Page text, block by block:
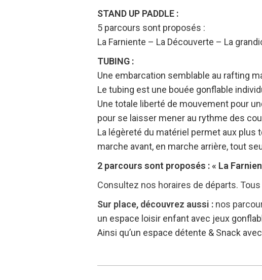
STAND UP PADDLE :
5 parcours sont proposés :
La Farniente – La Découverte – La
TUBING :
Une embarcation semblable au rafting
Le tubing est une bouée gonflable
Une totale liberté de mouvement pour
pour se laisser mener au rythme des
La légèreté du matériel permet aux
marche avant, en marche arrière, tout
2 parcours sont proposés : « La
Consultez nos horaires de départs.
Sur place, découvrez aussi : nos
un espace loisir enfant avec jeux
Ainsi qu’un espace détente & Snack